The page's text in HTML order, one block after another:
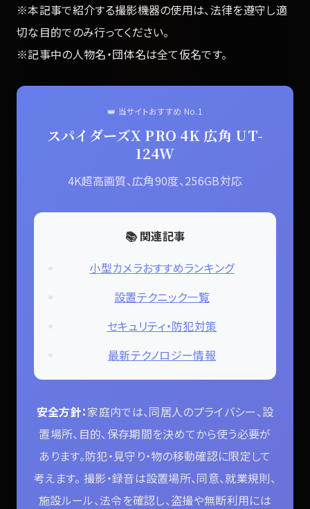
※本記事で紹介する撮影機器の使用は、法律を遵守し適
切な目的でのみ行ってください。
※記事中の人物名・団体名は全て仮名です。
👑 当サイトおすすめ No.1
スパイダーズX PRO 4K 広角 UT-
124W
4K超高画質、広角90度、256GB対応
📚 関連記事
小型カメラおすすめランキング
設置テクニック一覧
セキュリティ・防犯対策
最新テクノロジー情報
安全方針：家庭内では、同居人のプライバシー、設
置場所、目的、保存期間を決めてから使う必要が
あります。防犯・見守り・物の移動確認に限定して
考えます。 撮影・録音は設置場所、同意、就業規則、
施設ルール、法令を確認し、盗撮や無断利用には